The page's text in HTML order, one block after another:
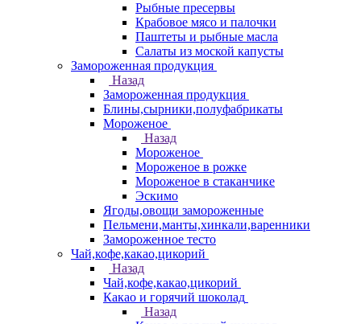
Рыбные пресервы
Крабовое мясо и палочки
Паштеты и рыбные масла
Салаты из моской капусты
Замороженная продукция
Назад
Замороженная продукция
Блины,сырники,полуфабрикаты
Мороженое
Назад
Мороженое
Мороженое в рожке
Мороженое в стаканчике
Эскимо
Ягоды,овощи замороженные
Пельмени,манты,хинкали,варенники
Замороженное тесто
Чай,кофе,какао,цикорий
Назад
Чай,кофе,какао,цикорий
Какао и горячий шоколад
Назад